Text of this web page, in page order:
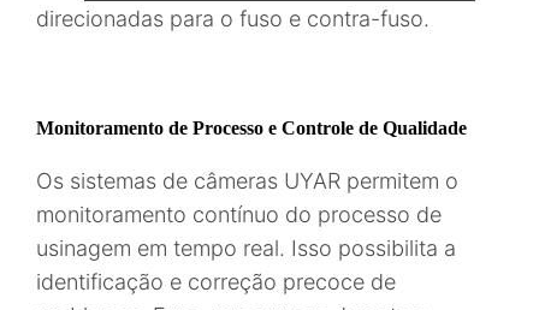
Empresa
direcionadas para o fuso e contra-fuso.
Monitoramento de Processo e Controle de Qualidade
Os sistemas de câmeras UYAR permitem o
monitoramento contínuo do processo de
usinagem em tempo real. Isso possibilita a
identificação e correção precoce de